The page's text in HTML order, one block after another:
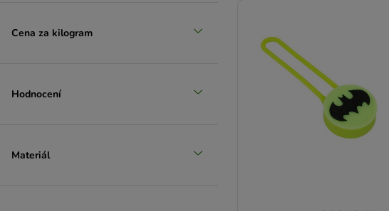
Cena za kilogram
Hodnocení
Materiál